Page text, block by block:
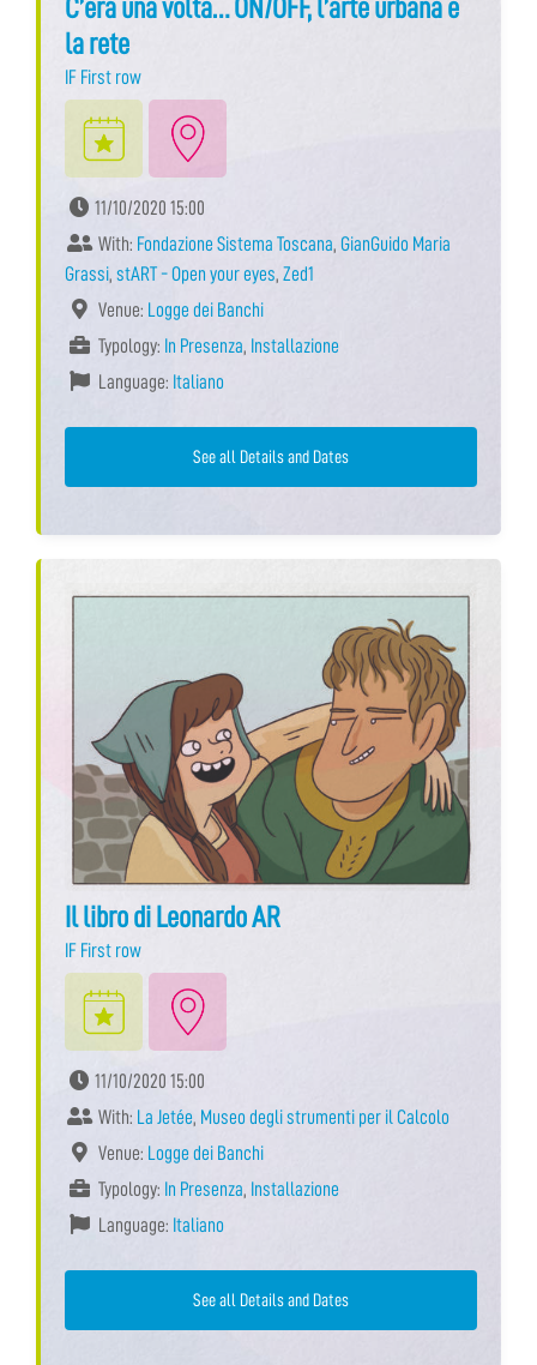
C’era una volta… ON/OFF, l’arte urbana e
la rete
IF First row
11/10/2020 15:00
With: Fondazione Sistema Toscana, GianGuido Maria
Grassi, stART - Open your eyes, Zed1
Venue: Logge dei Banchi
Typology: In Presenza, Installazione
Language: Italiano
See all Details and Dates
Il libro di Leonardo AR
IF First row
11/10/2020 15:00
With: La Jetée, Museo degli strumenti per il Calcolo
Venue: Logge dei Banchi
Typology: In Presenza, Installazione
Language: Italiano
See all Details and Dates